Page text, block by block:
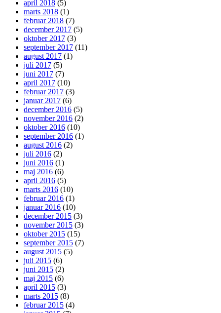
april 2018 (5)
marts 2018 (1)
februar 2018 (7)
december 2017 (5)
oktober 2017 (3)
september 2017 (11)
august 2017 (1)
juli 2017 (5)
juni 2017 (7)
april 2017 (10)
februar 2017 (3)
januar 2017 (6)
december 2016 (5)
november 2016 (2)
oktober 2016 (10)
september 2016 (1)
august 2016 (2)
juli 2016 (2)
juni 2016 (1)
maj 2016 (6)
april 2016 (5)
marts 2016 (10)
februar 2016 (1)
januar 2016 (10)
december 2015 (3)
november 2015 (3)
oktober 2015 (15)
september 2015 (7)
august 2015 (5)
juli 2015 (6)
juni 2015 (2)
maj 2015 (6)
april 2015 (3)
marts 2015 (8)
februar 2015 (4)